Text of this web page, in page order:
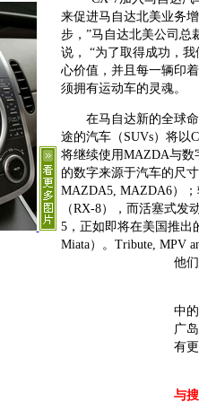
来促进马自达北美业务
步，”马自达北美公司总
说， “为了取得成功，
心价值，并且每一辆印
须拥有运动车的灵魂。
在马自达新的全球
途的汽车（SUVs）将以
将继续使用MAZDA与数
的数字来源于汽车的尺
MAZDA5, MAZDA6）
（RX-8），而活塞式发
5，正如即将在美国推出
Miata）。Tribute, MPV
他
中
广
有
与